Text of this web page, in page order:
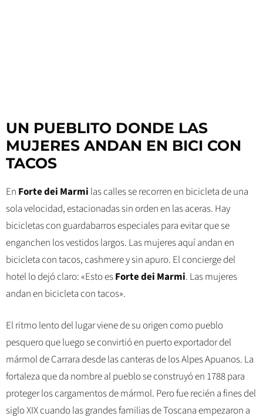
UN PUEBLITO DONDE LAS
MUJERES ANDAN EN BICI CON
TACOS
En Forte dei Marmi las calles se recorren en bicicleta de una
sola velocidad, estacionadas sin orden en las aceras. Hay
bicicletas con guardabarros especiales para evitar que se
enganchen los vestidos largos. Las mujeres aquí andan en
bicicleta con tacos, cashmere y sin apuro. El concierge del
hotel lo dejó claro: «Esto esForte dei Marmi. Las mujeres
andan en bicicleta con tacos».
El ritmo lento del lugar viene de su origen como pueblo
pesquero que luego se convirtió en puerto exportador del
mármol de Carrara desde las canteras de los Alpes Apuanos. La
fortaleza que da nombre al pueblo se construyó en 1788 para
proteger los cargamentos de mármol. Pero fue recién a fines del
siglo XIX cuando las grandes familias de Toscana empezaron a